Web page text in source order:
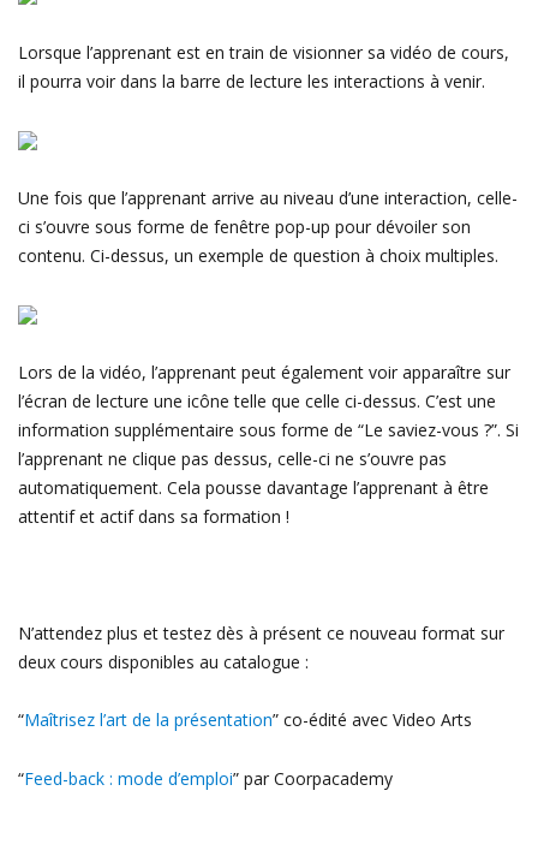
Lorsque l’apprenant est en train de visionner sa vidéo de cours,
il pourra voir dans la barre de lecture les interactions à venir.
Une fois que l’apprenant arrive au niveau d’une interaction, celle-
ci s’ouvre sous forme de fenêtre pop-up pour dévoiler son
contenu. Ci-dessus, un exemple de question à choix multiples.
Lors de la vidéo, l’apprenant peut également voir apparaître sur
l’écran de lecture une icône telle que celle ci-dessus. C’est une
information supplémentaire sous forme de “Le saviez-vous ?”. Si
l’apprenant ne clique pas dessus, celle-ci ne s’ouvre pas
automatiquement. Cela pousse davantage l’apprenant à être
attentif et actif dans sa formation !
N’attendez plus et testez dès à présent ce nouveau format sur
deux cours disponibles au catalogue :
“Maîtrisez l’art de la présentation” co-édité avec Video Arts
“Feed-back : mode d’emploi” par Coorpacademy